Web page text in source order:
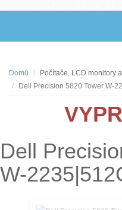
Domů Počítače, LCD monitory
Dell Precision 5820 Tower W-
Dell
W-